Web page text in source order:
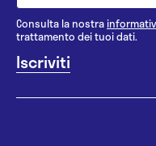
Consulta la nostra
trattamento dei tuoi dati.